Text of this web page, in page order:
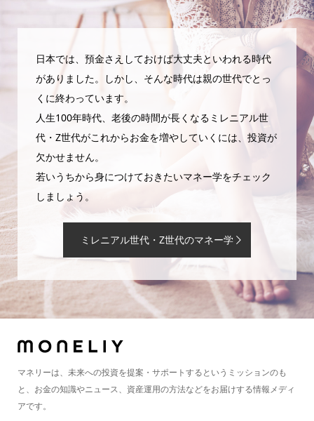
日本では、預金さえしておけば大丈夫といわれる時代
がありました。しかし、そんな時代は親の世代でとっ
くに終わっています。
人生100年時代、老後の時間が長くなるミレニアル世
代・Z世代がこれからお金を増やしていくには、投資が
欠かせません。
若いうちから身につけておきたいマネー学をチェック
しましょう。
ミレニアル世代・Z世代のマネー学
マネリーは、未来への投資を提案・サポートするというミッションのも
と、お金の知識やニュース、資産運用の方法などをお届けする情報メディ
アです。